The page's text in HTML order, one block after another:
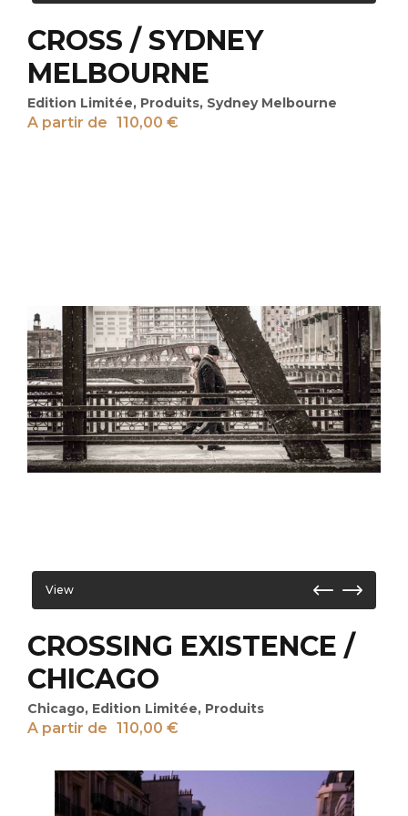
CROSS / SYDNEY
MELBOURNE
Edition Limitée, Produits, Sydney Melbourne
A partir de 110,00 €
View
CROSSING EXISTENCE /
CHICAGO
Chicago, Edition Limitée, Produits
A partir de 110,00 €